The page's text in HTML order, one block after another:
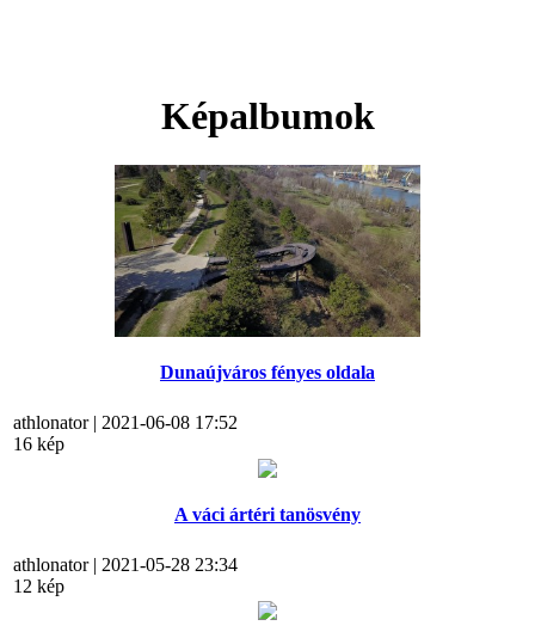
Képalbumok
Dunaújváros fényes oldala
athlonator | 2021-06-08 17:52
16 kép
A váci ártéri tanösvény
athlonator | 2021-05-28 23:34
12 kép